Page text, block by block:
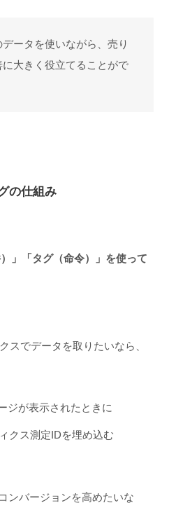
ータを使いながら、売り
に大きく役立てることがで
の仕組み
」「タグ（命令）」を使って
スでデータを取りたいなら、
ジが表示されたときに
クス測定IDを埋め込む
ンバージョンを高めたいな